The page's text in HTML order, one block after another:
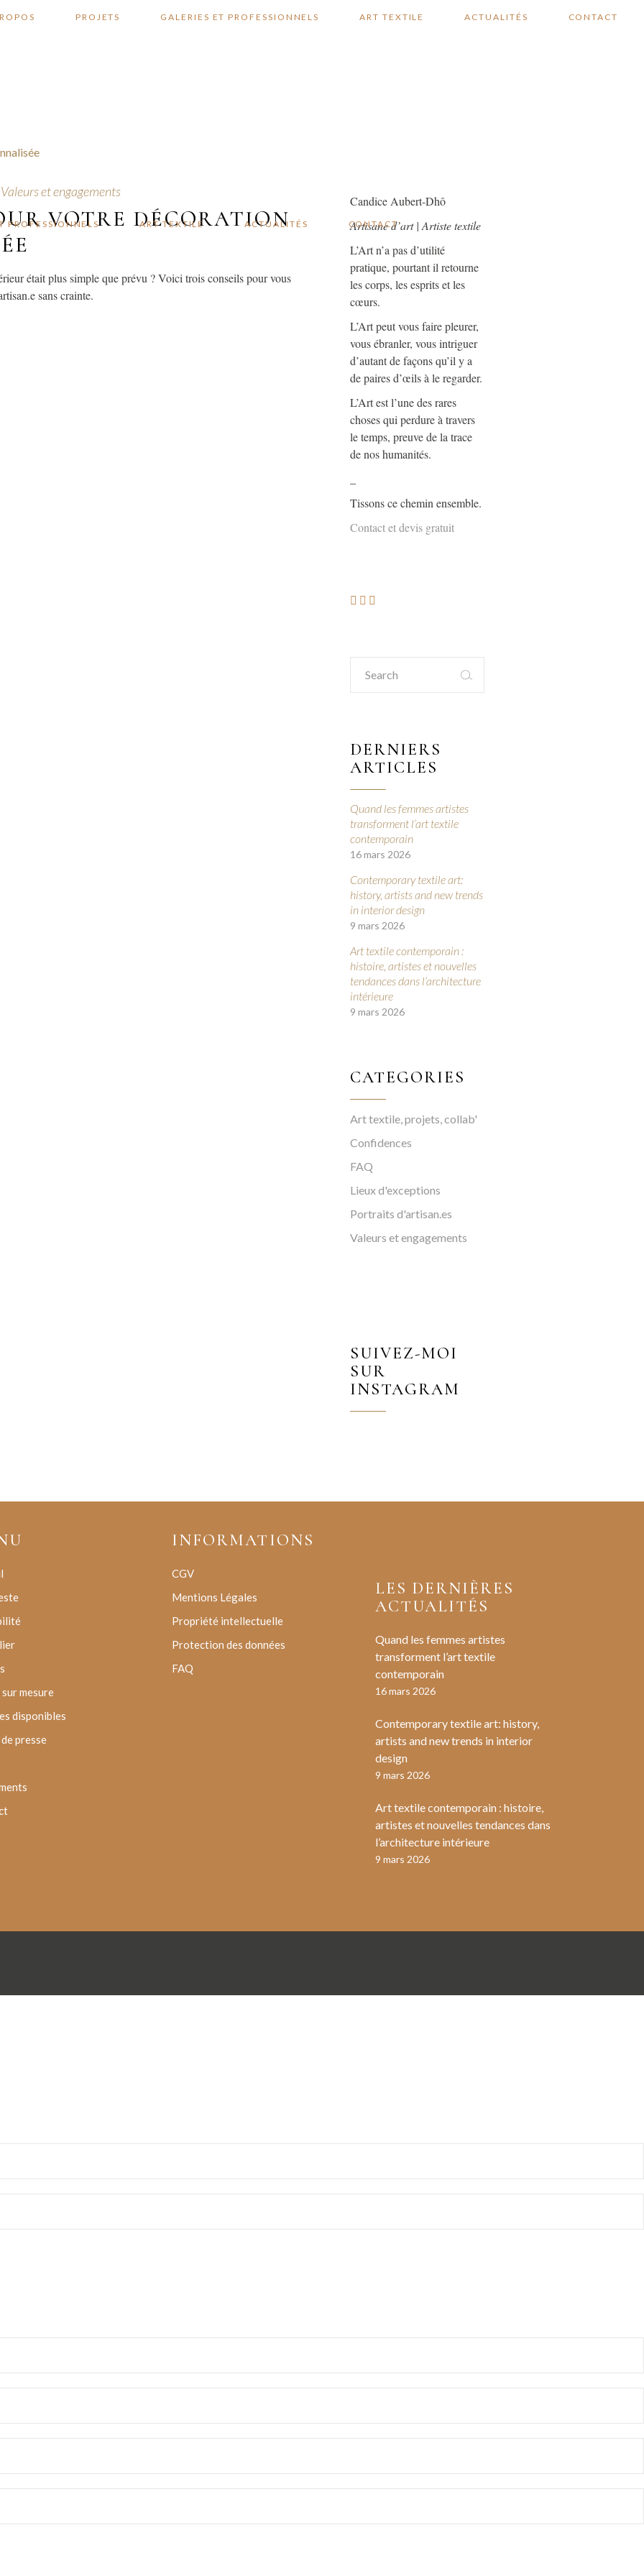
PROJETS GALERIES ET PROFESSIONNELS ART TEXTILE ACTUALITÉS CONTACT
PROFESSIONNELS ART TEXTILE ACTUALITÉS CONTACT
Valeurs et engagements
VOTRE DÉCORATION
était plus simple que prévu ? Voici trois conseils pour vous
sans crainte.
Candice Aubert-Dhô
Artisane d’art | Artiste textile
L’Art n’a pas d’utilité
pratique, pourtant il retourne
les corps, les esprits et les
cœurs.
L’Art peut vous faire pleurer,
vous ébranler, vous intriguer
d’autant de façons qu’il y a
de paires d’œils à le regarder.
L’Art est l’une des rares
choses qui perdure à travers
le temps, preuve de la trace
de nos humanités.
Tissons ce chemin ensemble.
Contact et devis gratuit
Search
for:
DERNIERS
ARTICLES
Quand les femmes artistes
transforment l’art textile
contemporain
16 mars 2026
Contemporary textile art:
history, artists and new trends
in interior design
9 mars 2026
Art textile contemporain :
histoire, artistes et nouvelles
tendances dans l’architecture
intérieure
9 mars 2026
CATEGORIES
Art textile, projets, collab'
Confidences
FAQ
Lieux d'exceptions
Portraits d'artisan.es
Valeurs et engagements
SUIVEZ-MOI
SUR
INSTAGRAM
mesure
disponibles
presse
INFORMATIONS
CGV
Mentions Légales
Propriété intellectuelle
Protection des données
FAQ
LES DERNIÈRES
ACTUALITÉS
Quand les femmes artistes
transforment l’art textile
contemporain
16 mars 2026
Contemporary textile art: history,
artists and new trends in interior
design
9 mars 2026
Art textile contemporain : histoire,
artistes et nouvelles tendances dans
l’architecture intérieure
9 mars 2026